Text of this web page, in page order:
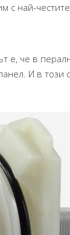
с най-честите
е, че в
И в този